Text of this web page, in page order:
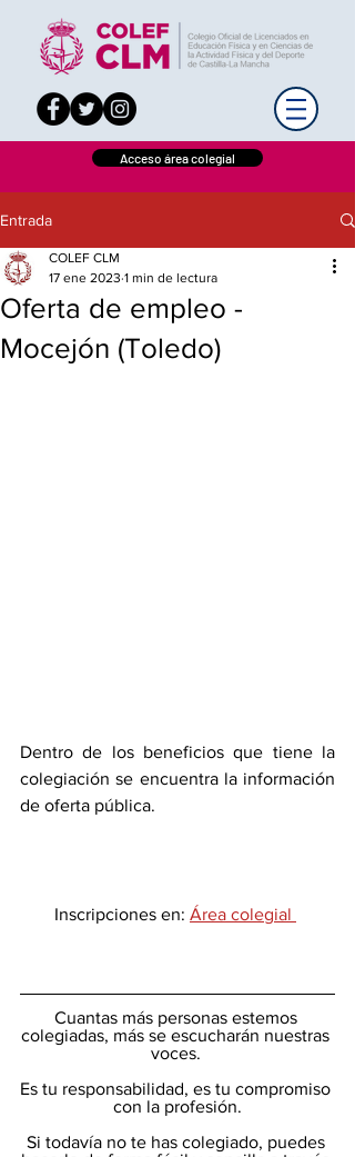
Acceso área colegial
Entrada
Oferta de empleo -
Mocejón (Toledo)
COLEF CLM
17 ene 2023 1 min de lectura
Dentro de los beneficios que tiene la
colegiación se encuentra la información
de oferta pública.
Inscripciones en: Área colegial
Cuantas más personas estemos
colegiadas, más se escucharán nuestras
voces.
Es tu responsabilidad, es tu compromiso
con la profesión.
Si todavía no te has colegiado, puedes